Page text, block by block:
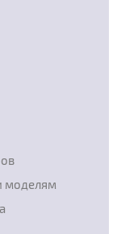
моделям